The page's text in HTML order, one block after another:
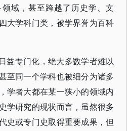
域，甚至跨越了历史学、文
大学科门类，被学界誉为百科
益专门化，绝大多数学者难以
至同一个学科也被细分为诸多
学者大都在某一狭小的领域内
学研究的现状而言，虽然很多
史或专门史取得重要成果，但